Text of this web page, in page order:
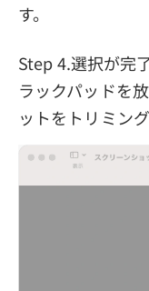
す。
Step 4.選択が完
ラックパッドを
ットをトリミン